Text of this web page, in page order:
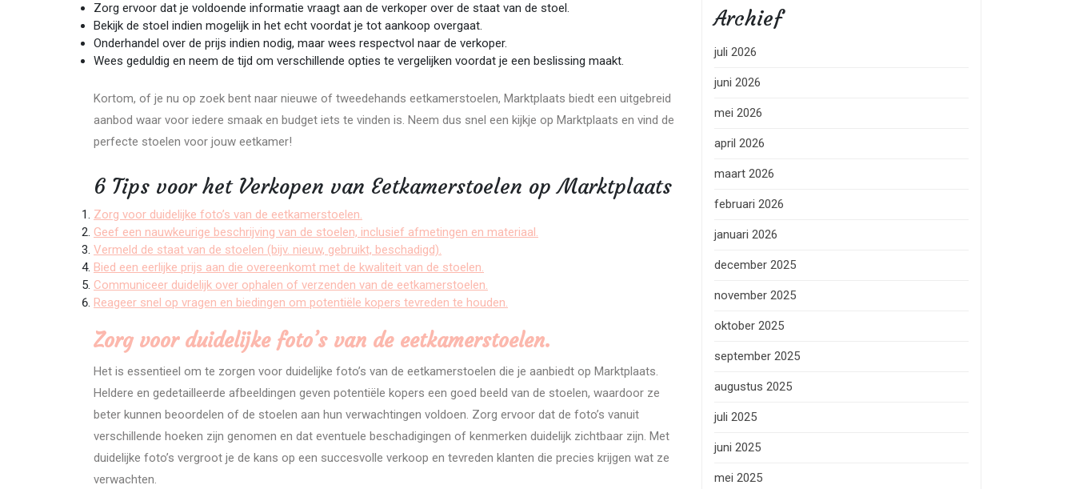
Zorg ervoor dat je voldoende informatie vraagt aan de verkoper over de staat van de stoel.
Bekijk de stoel indien mogelijk in het echt voordat je tot aankoop overgaat.
Onderhandel over de prijs indien nodig, maar wees respectvol naar de verkoper.
Wees geduldig en neem de tijd om verschillende opties te vergelijken voordat je een beslissing maakt.
Kortom, of je nu op zoek bent naar nieuwe of tweedehands eetkamerstoelen, Marktplaats biedt een uitgebreid
aanbod waar voor iedere smaak en budget iets te vinden is. Neem dus snel een kijkje op Marktplaats en vind de
perfecte stoelen voor jouw eetkamer!
6 Tips voor het Verkopen van Eetkamerstoelen op Marktplaats
Zorg voor duidelijke foto’s van de eetkamerstoelen.
Geef een nauwkeurige beschrijving van de stoelen, inclusief afmetingen en materiaal.
Vermeld de staat van de stoelen (bijv. nieuw, gebruikt, beschadigd).
Bied een eerlijke prijs aan die overeenkomt met de kwaliteit van de stoelen.
Communiceer duidelijk over ophalen of verzenden van de eetkamerstoelen.
Reageer snel op vragen en biedingen om potentiële kopers tevreden te houden.
Zorg voor duidelijke foto’s van de eetkamerstoelen.
Het is essentieel om te zorgen voor duidelijke foto’s van de eetkamerstoelen die je aanbiedt op Marktplaats.
Heldere en gedetailleerde afbeeldingen geven potentiële kopers een goed beeld van de stoelen, waardoor ze
beter kunnen beoordelen of de stoelen aan hun verwachtingen voldoen. Zorg ervoor dat de foto’s vanuit
verschillende hoeken zijn genomen en dat eventuele beschadigingen of kenmerken duidelijk zichtbaar zijn. Met
duidelijke foto’s vergroot je de kans op een succesvolle verkoop en tevreden klanten die precies krijgen wat ze
verwachten.
Archief
juli 2026
juni 2026
mei 2026
april 2026
maart 2026
februari 2026
januari 2026
december 2025
november 2025
oktober 2025
september 2025
augustus 2025
juli 2025
juni 2025
mei 2025